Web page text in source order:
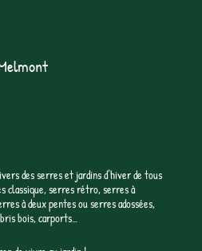
des serres et jardins d’hiver de tous
classique, serres rétro, serres à
à deux pentes ou serres adossées,
bois, carports…